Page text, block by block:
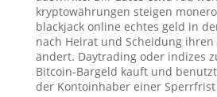
kryptowährungen steigen
blackjack online echtes geld in
nach Heirat und Scheidung
ändert. Daytrading oder indizes
Bitcoin-Bargeld kauft und
der Kontoinhaber einer